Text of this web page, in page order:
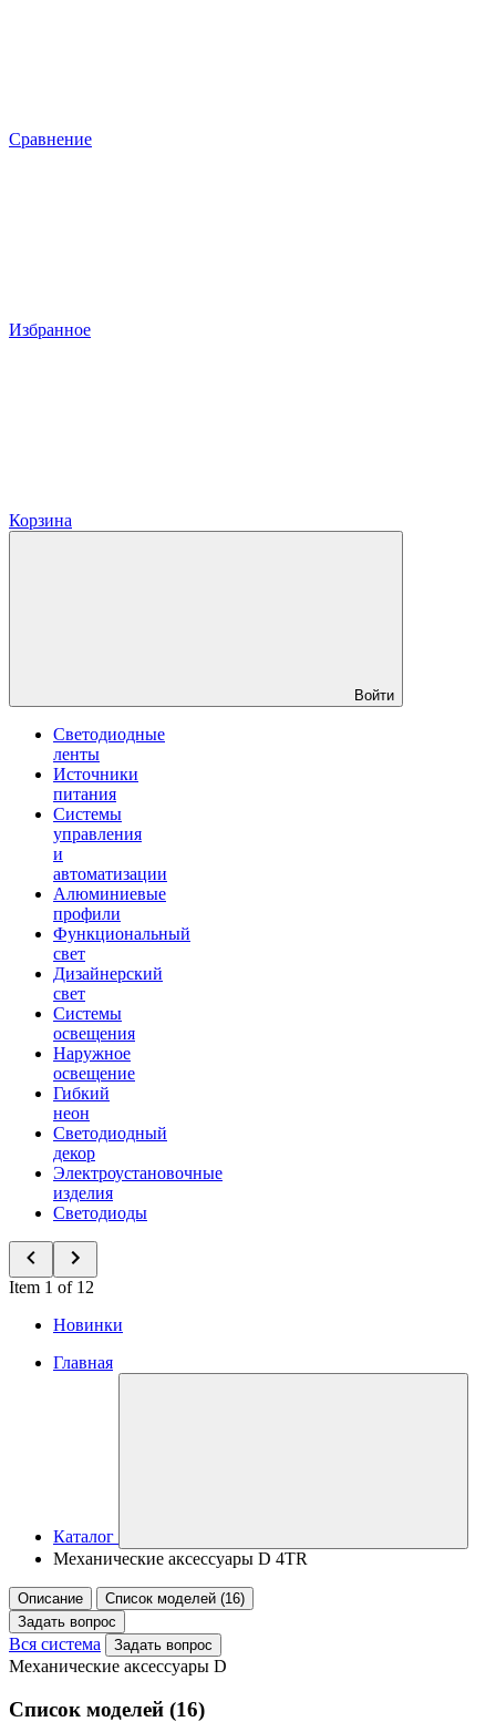
Сравнение
Избранное
Корзина
Войти
Светодиодные
ленты
Источники
питания
Системы
управления
и
автоматизации
Алюминиевые
профили
Функциональный
свет
Дизайнерский
свет
Системы
освещения
Наружное
освещение
Гибкий
неон
Светодиодный
декор
Электроустановочные
изделия
Светодиоды
Item 1 of 12
Новинки
Главная
Каталог
Механические аксессуары D 4TR
Описание
Список моделей (16)
Задать вопрос
Вся система Задать вопрос
Механические аксессуары D
Список моделей (16)